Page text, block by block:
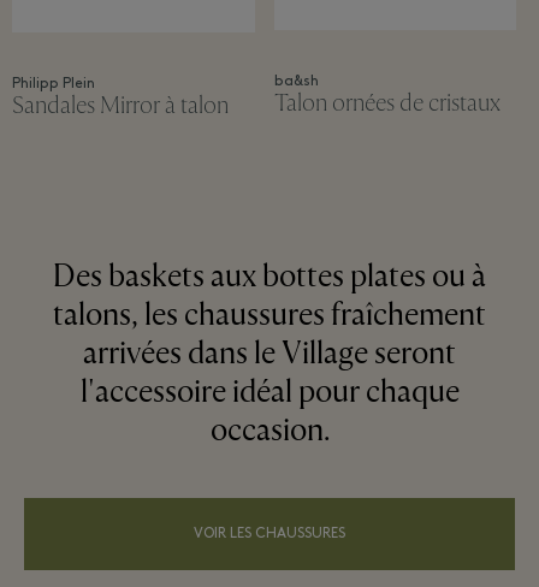
Philipp Plein
Sandales Mirror à talon
ba&sh
Talon ornées de cristaux
Des baskets aux bottes plates ou à
talons, les chaussures fraîchement
arrivées dans le Village seront
l'accessoire idéal pour chaque
occasion.
VOIR LES CHAUSSURES